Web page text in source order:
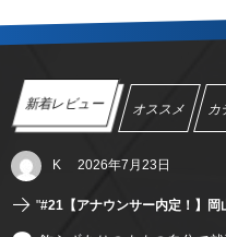
新着レビュー オススメ カ
K 2026年7月23日
"#21【アナウンサー内定！】